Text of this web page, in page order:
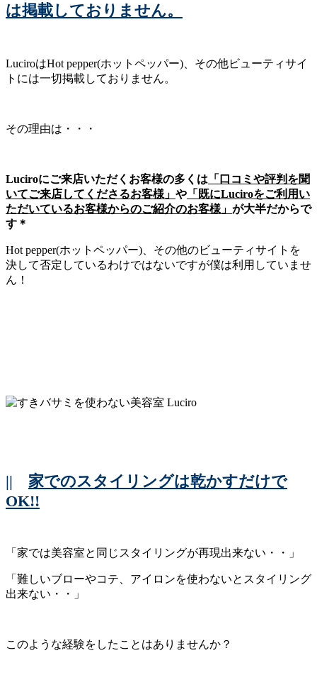
は掲載しておりません。
LuciroはHot pepper(ホットペッパー)、その他ビューティサイ
トには一切掲載しておりません。
その理由は・・・
Luciroにご来店いただくお客様の多くは 「口コミや評判を聞
いてご来店してくださるお客様」 や 「既にLuciroをご利用い
ただいているお客様からのご紹介のお客様」 が大半だからで
す＊
Hot pepper(ホットペッパー)、その他のビューティサイトを
決して否定しているわけではないですが僕は利用していませ
ん！
|| 家でのスタイリングは乾かすだけで
OK!!
「家では美容室と同じスタイリングが再現出来ない・・」
「難しいブローやコテ、アイロンを使わないとスタイリング
出来ない・・」
このような経験をしたことはありませんか？